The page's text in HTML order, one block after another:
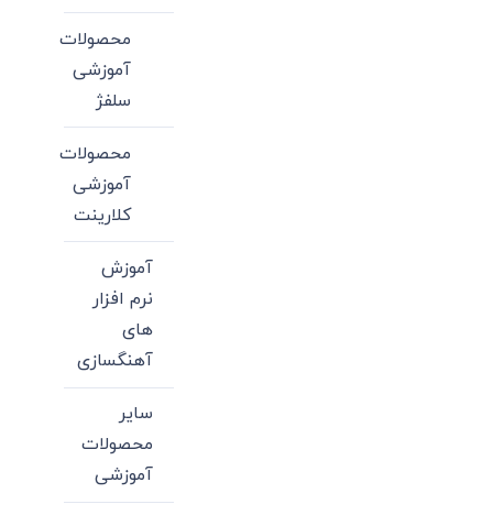
محصولات
آموزشی
سلفژ
محصولات
آموزشی
کلارینت
آموزش
نرم افزار
های
آهنگسازی
سایر
محصولات
آموزشی